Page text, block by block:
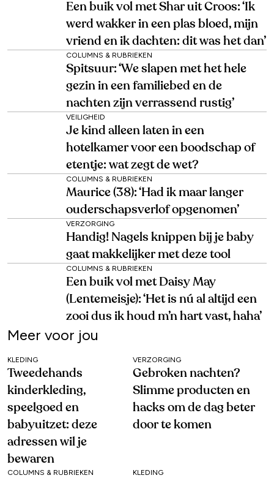
Een buik vol met Shar uit Croos: ‘Ik
werd wakker in een plas bloed, mijn
vriend en ik dachten: dit was het dan’
COLUMNS & RUBRIEKEN
Spitsuur: ‘We slapen met het hele
gezin in een familiebed en de
nachten zijn verrassend rustig’
VEILIGHEID
Je kind alleen laten in een
hotelkamer voor een boodschap of
etentje: wat zegt de wet?
COLUMNS & RUBRIEKEN
Maurice (38): ‘Had ik maar langer
ouderschapsverlof opgenomen’
VERZORGING
Handig! Nagels knippen bij je baby
gaat makkelijker met deze tool
COLUMNS & RUBRIEKEN
Een buik vol met Daisy May
(Lentemeisje): ‘Het is nú al altijd een
zooi dus ik houd m’n hart vast, haha’
Meer voor jou
KLEDING
Tweedehands
kinderkleding,
speelgoed en
babyuitzet: deze
adressen wil je
bewaren
VERZORGING
Gebroken nachten?
Slimme producten en
hacks om de dag beter
door te komen
COLUMNS & RUBRIEKEN KLEDING